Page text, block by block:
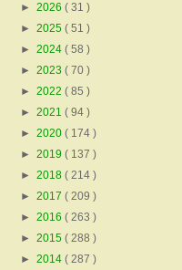
► 2026 ( 31 )
► 2025 ( 51 )
► 2024 ( 58 )
► 2023 ( 70 )
► 2022 ( 85 )
► 2021 ( 94 )
► 2020 ( 174 )
► 2019 ( 137 )
► 2018 ( 214 )
► 2017 ( 209 )
► 2016 ( 263 )
► 2015 ( 288 )
► 2014 ( 287 )